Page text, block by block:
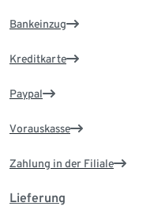
Bankeinzug
Kreditkarte
Paypal
Vorauskasse
Zahlung in der Filiale
Lieferung